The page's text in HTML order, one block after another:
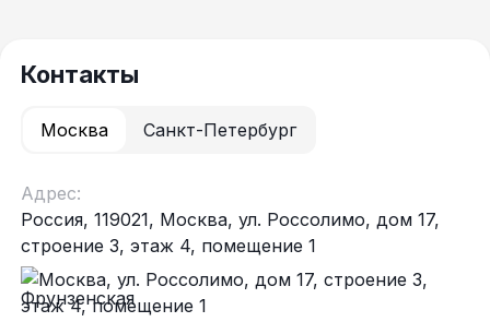
Контакты
Москва Санкт-Петербург
Адрес:
Россия, 119021, Москва, ул. Россолимо, дом 17,
строение 3, этаж 4, помещение 1
Фрунзенская